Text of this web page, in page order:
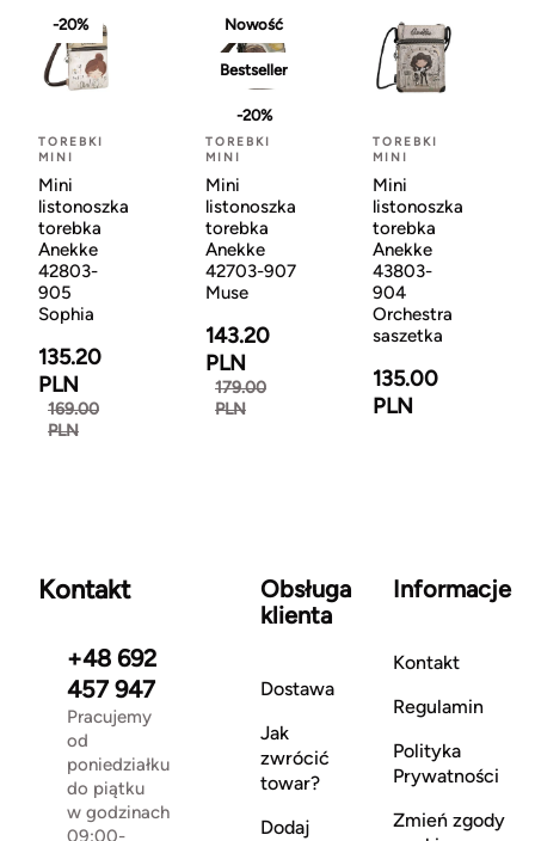
-20%
TOREBKI
MINI
Mini
listonoszka
torebka
Anekke
42803-
905
Sophia
135.20
PLN
169.00
PLN
Nowość
Bestseller
-20%
TOREBKI
MINI
Mini
listonoszka
torebka
Anekke
42703-907
Muse
143.20
PLN
179.00
PLN
TOREBKI
MINI
Mini
listonoszka
torebka
Anekke
43803-
904
Orchestra
saszetka
135.00
PLN
Kontakt
+48 692
457 947
Pracujemy
od
poniedziałku
do piątku
w godzinach
09:00-
Obsługa
klienta
Dostawa
Jak
zwrócić
towar?
Dodaj
Informacje
Kontakt
Regulamin
Polityka
Prywatności
Zmień zgody